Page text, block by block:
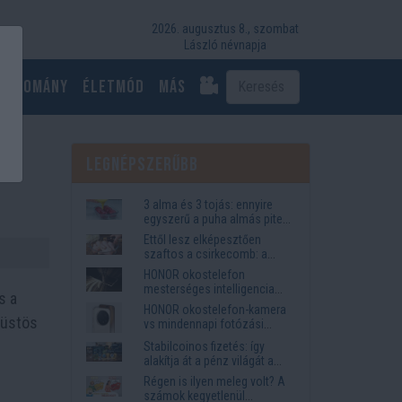
2026. augusztus 8., szombat
László névnapja
Tudomány Életmód más
a
3 alma és 3 tojás: ennyire
egyszerű a puha almás pite
titka
Ettől lesz elképesztően
szaftos a csirkecomb: a
sörös pác a titok
HONOR okostelefon
mesterséges intelligencia
funkciók, amelyek
megkönnyítik az életet
HONOR okostelefon-kamera
vs mindennapi fotózási
igények
Stabilcoinos fizetés: így
alakítja át a pénz világát a
Visa, a Mastercard és a
Western Union
Régen is ilyen meleg volt? A
számok kegyetlenül